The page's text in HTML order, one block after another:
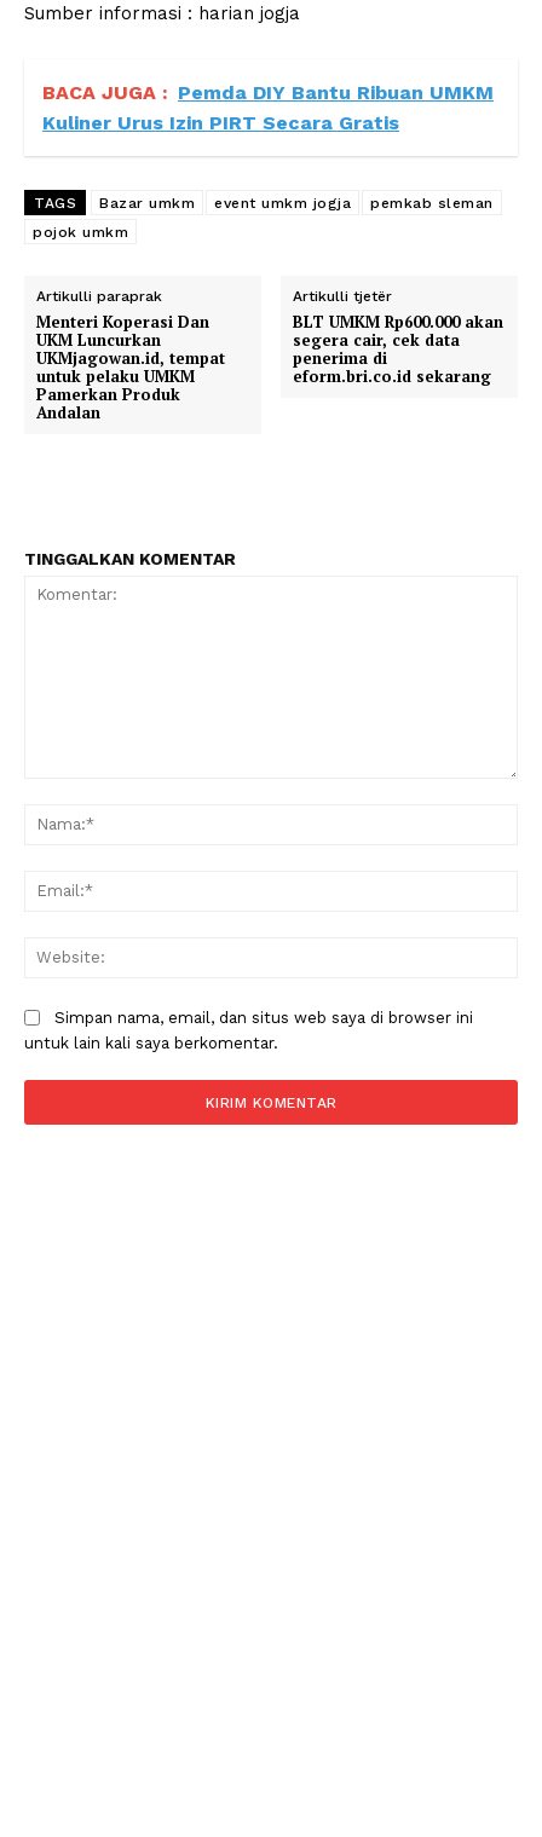
Sumber informasi : harian jogja
BACA JUGA : Pemda DIY Bantu Ribuan UMKM
Kuliner Urus Izin PIRT Secara Gratis
TAGS Bazar umkm event umkm jogja
pemkab sleman
pojok umkm
Artikulli paraprak
Menteri Koperasi Dan
UKM Luncurkan
UKMjagowan.id, tempat
untuk pelaku UMKM
Pamerkan Produk
Andalan
Artikulli tjetër
BLT UMKM Rp600.000 akan
segera cair, cek data
penerima di
eform.bri.co.id sekarang
TINGGALKAN KOMENTAR
Simpan nama, email, dan situs web saya di browser ini
untuk lain kali saya berkomentar.